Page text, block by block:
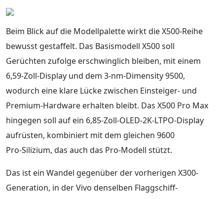
Beim Blick auf die Modellpalette wirkt die X500-Reihe
bewusst gestaffelt. Das Basismodell X500 soll
Gerüchten zufolge erschwinglich bleiben, mit einem
6,59-Zoll-Display und dem 3‑nm-Dimensity 9500,
wodurch eine klare Lücke zwischen Einsteiger- und
Premium-Hardware erhalten bleibt. Das X500 Pro Max
hingegen soll auf ein 6,85-Zoll-OLED-2K-LTPO-Display
aufrüsten, kombiniert mit dem gleichen 9600
Pro‑Silizium, das auch das Pro‑Modell stützt.
Das ist ein Wandel gegenüber der vorherigen X300-
Generation, in der Vivo denselben Flaggschiff-